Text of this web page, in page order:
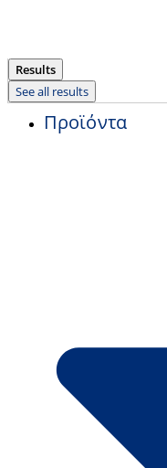
Results
See all results
Προϊόντα